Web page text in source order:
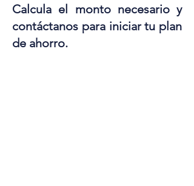
Calcula el monto necesario y
contáctanos para iniciar tu plan
de ahorro.